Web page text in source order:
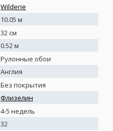
Wilderie
10.05 м
32 см
0.52 м
Рулонные обои
Англия
Без покрытия
Флизелин
4-5 недель
32